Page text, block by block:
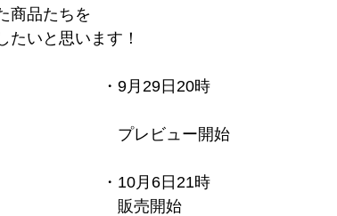
問題 温暖化
商品たちを
たいと思います！
・9月29日20時
プレビュー開始
・10月6日21時
販売開始